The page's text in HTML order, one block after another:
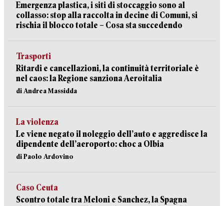
Emergenza plastica, i siti di stoccaggio sono al
collasso: stop alla raccolta in decine di Comuni, si
rischia il blocco totale – Cosa sta succedendo
Trasporti
Ritardi e cancellazioni, la continuità territoriale è
nel caos: la Regione sanziona Aeroitalia
di Andrea Massidda
La violenza
Le viene negato il noleggio dell’auto e aggredisce la
dipendente dell’aeroporto: choc a Olbia
di Paolo Ardovino
Caso Ceuta
Scontro totale tra Meloni e Sanchez, la Spagna